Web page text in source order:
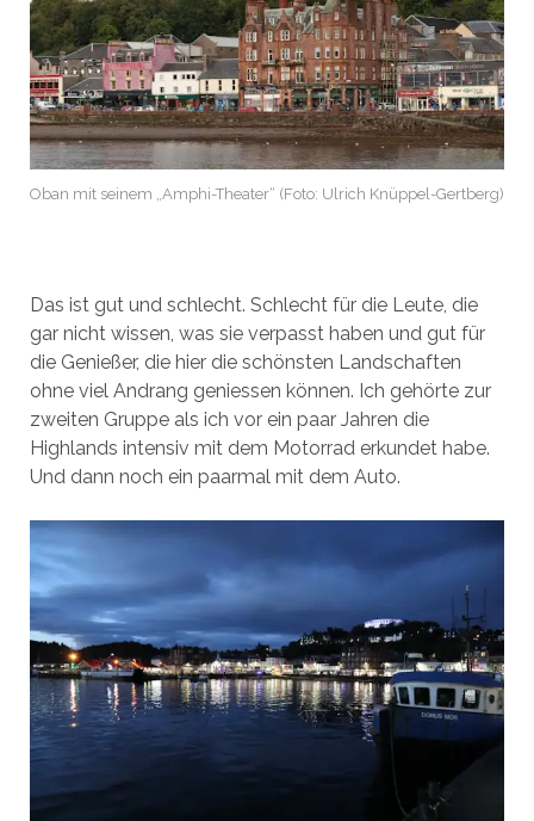
Oban mit seinem „Amphi-Theater“ (Foto: Ulrich Knüppel-Gertberg)
Das ist gut und schlecht. Schlecht für die Leute, die
gar nicht wissen, was sie verpasst haben und gut für
die Genießer, die hier die schönsten Landschaften
ohne viel Andrang geniessen können. Ich gehörte zur
zweiten Gruppe als ich vor ein paar Jahren die
Highlands intensiv mit dem Motorrad erkundet habe.
Und dann noch ein paarmal mit dem Auto.